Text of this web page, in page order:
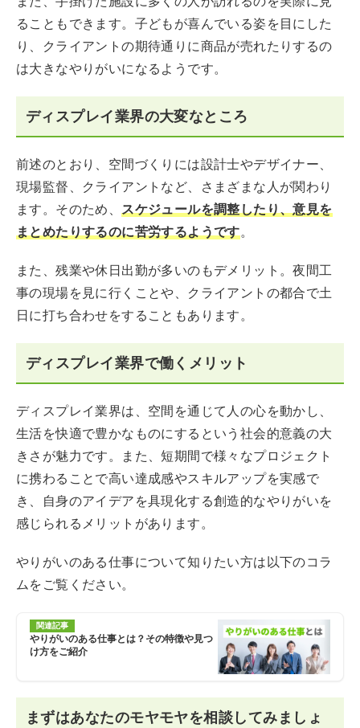
ることもできます。子どもが喜んでいる姿を目にした
り、クライアントの期待通りに商品が売れたりするの
は大きなやりがいになるようです。
ディスプレイ業界の大変なところ
前述のとおり、空間づくりには設計士やデザイナー、
現場監督、クライアントなど、さまざまな人が関わり
ます。そのため、スケジュールを調整したり、意見を
まとめたりするのに苦労するようです。
また、残業や休日出勤が多いのもデメリット。夜間工
事の現場を見に行くことや、クライアントの都合で土
日に打ち合わせをすることもあります。
ディスプレイ業界で働くメリット
ディスプレイ業界は、空間を通じて人の心を動かし、
生活を快適で豊かなものにするという社会的意義の大
きさが魅力です。また、短期間で様々なプロジェクト
に携わることで高い達成感やスキルアップを実感で
き、自身のアイデアを具現化する創造的なやりがいを
感じられるメリットがあります。
やりがいのある仕事について知りたい方は以下のコラ
ムをご覧ください。
関連記事
やりがいのある仕事とは？その特徴や見つ
け方をご紹介
まずはあなたのモヤモヤを相談してみましょ